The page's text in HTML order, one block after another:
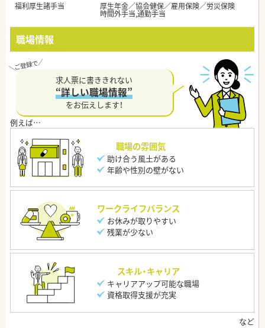
福利厚生諸手当
厚生年金／協会健保／雇用保険／労災保険
時間外手当,通勤手当
職場情報
求人票に書ききれない
“詳しい職場情報”
をお伝えします！
職場の雰囲気
助け合う風土がある
年齢や性別の壁がない
ワークライフバランス
お休みが取りやすい
残業が少ない
スキル・キャリア
キャリアアップ可能な職場
資格取得支援が充実